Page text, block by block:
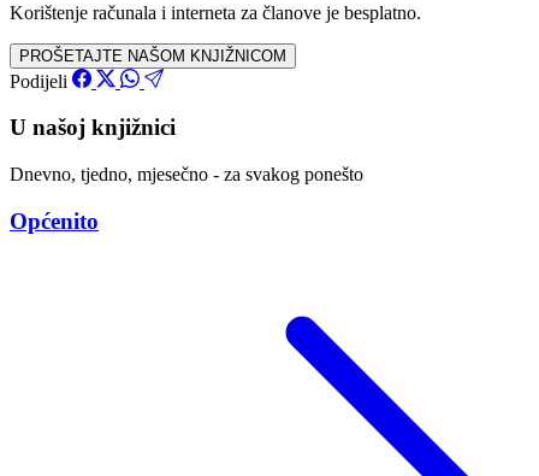
Korištenje računala i interneta za članove je besplatno.
PROŠETAJTE NAŠOM KNJIŽNICOM
Podijeli
U našoj knjižnici
Dnevno, tjedno, mjesečno - za svakog ponešto
Općenito